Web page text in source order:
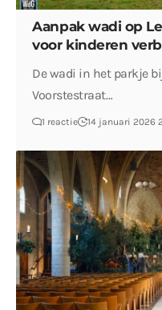
Aanpak wadi op
voor kinderen
De wadi in het parkje
Voorstestraat…
1 reactie 14 januari 2026